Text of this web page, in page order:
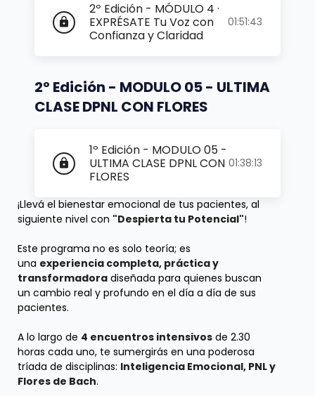
lock
2º Edición - MÓDULO 4 ·
EXPRÉSATE Tu Voz con
Confianza y Claridad
01:51:43
2º Edición - MODULO 05 - ULTIMA
CLASE DPNL CON FLORES
lock
1º Edición - MODULO 05 -
ULTIMA CLASE DPNL CON
FLORES
01:38:13
¡Llevá el bienestar emocional de tus pacientes, al
siguiente nivel con "Despierta tu Potencial"!
Este programa no es solo teoría; es
una experiencia completa, práctica y
transformadora diseñada para quienes buscan
un cambio real y profundo en el día a día de sus
pacientes.
A lo largo de 4 encuentros intensivos de 2.30
horas cada uno, te sumergirás en una poderosa
tríada de disciplinas: Inteligencia Emocional, PNL y
Flores de Bach.